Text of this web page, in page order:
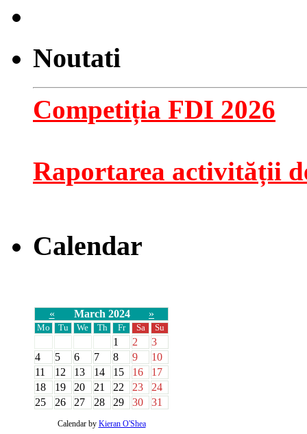
Noutati
Competiția FDI 2026
Raportarea activității
Calendar
« March 2024 »
Mo Tu We Th Fr Sa Su
1 2
3
4
5 6 7 8 9
10
11
12 13 14 15 16
17
18
19 20 21 22 23
24
25
26 27 28 29 30 31
Calendar by Kieran O'Shea